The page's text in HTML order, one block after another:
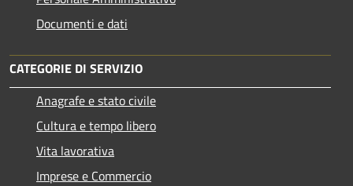
Documenti e dati
CATEGORIE DI SERVIZIO
Anagrafe e stato civile
Cultura e tempo libero
Vita lavorativa
Imprese e Commercio